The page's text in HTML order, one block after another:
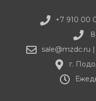
+7 910 00
sale@mzdc.ru
г.